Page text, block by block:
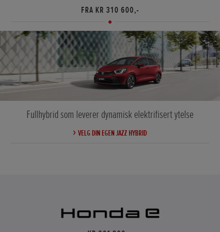
FRA KR 310 600,-
Fullhybrid som leverer dynamisk elektrifisert ytelse
VELG DIN EGEN JAZZ HYBRID